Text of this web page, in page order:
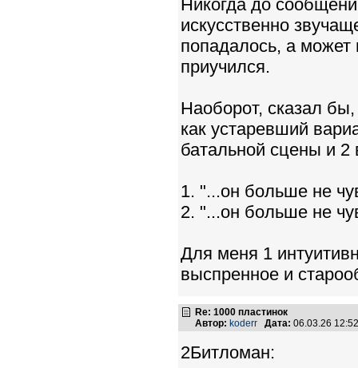
Никогда до
искусственно
попадалось, а может
приучился.
Наоборот, сказал
как устаревший
батальной сцены и 2
1. "...он больше не
2. "...он больше не
Для меня 1
выспренное и
Re: 1000 пластинок
Автор: koderr Дата: 06.03.26
2Битломан: